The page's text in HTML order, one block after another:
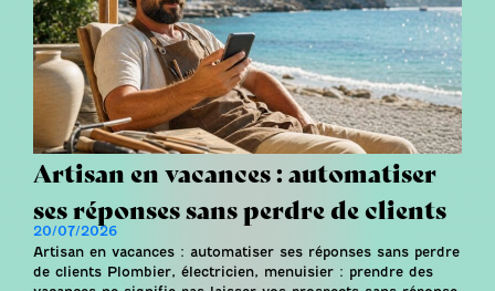
Artisan en vacances : automatiser
ses réponses sans perdre de clients
20/07/2026
Artisan en vacances : automatiser ses réponses sans perdre
de clients Plombier, électricien, menuisier : prendre des